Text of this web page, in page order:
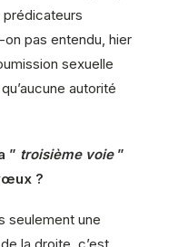
pas entendu, hier
sexuelle
autorité
” troisième voie”
?
seulement une